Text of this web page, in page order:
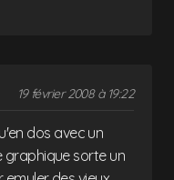
19 février 2008 à 19:22
dos avec un
graphique sorte un